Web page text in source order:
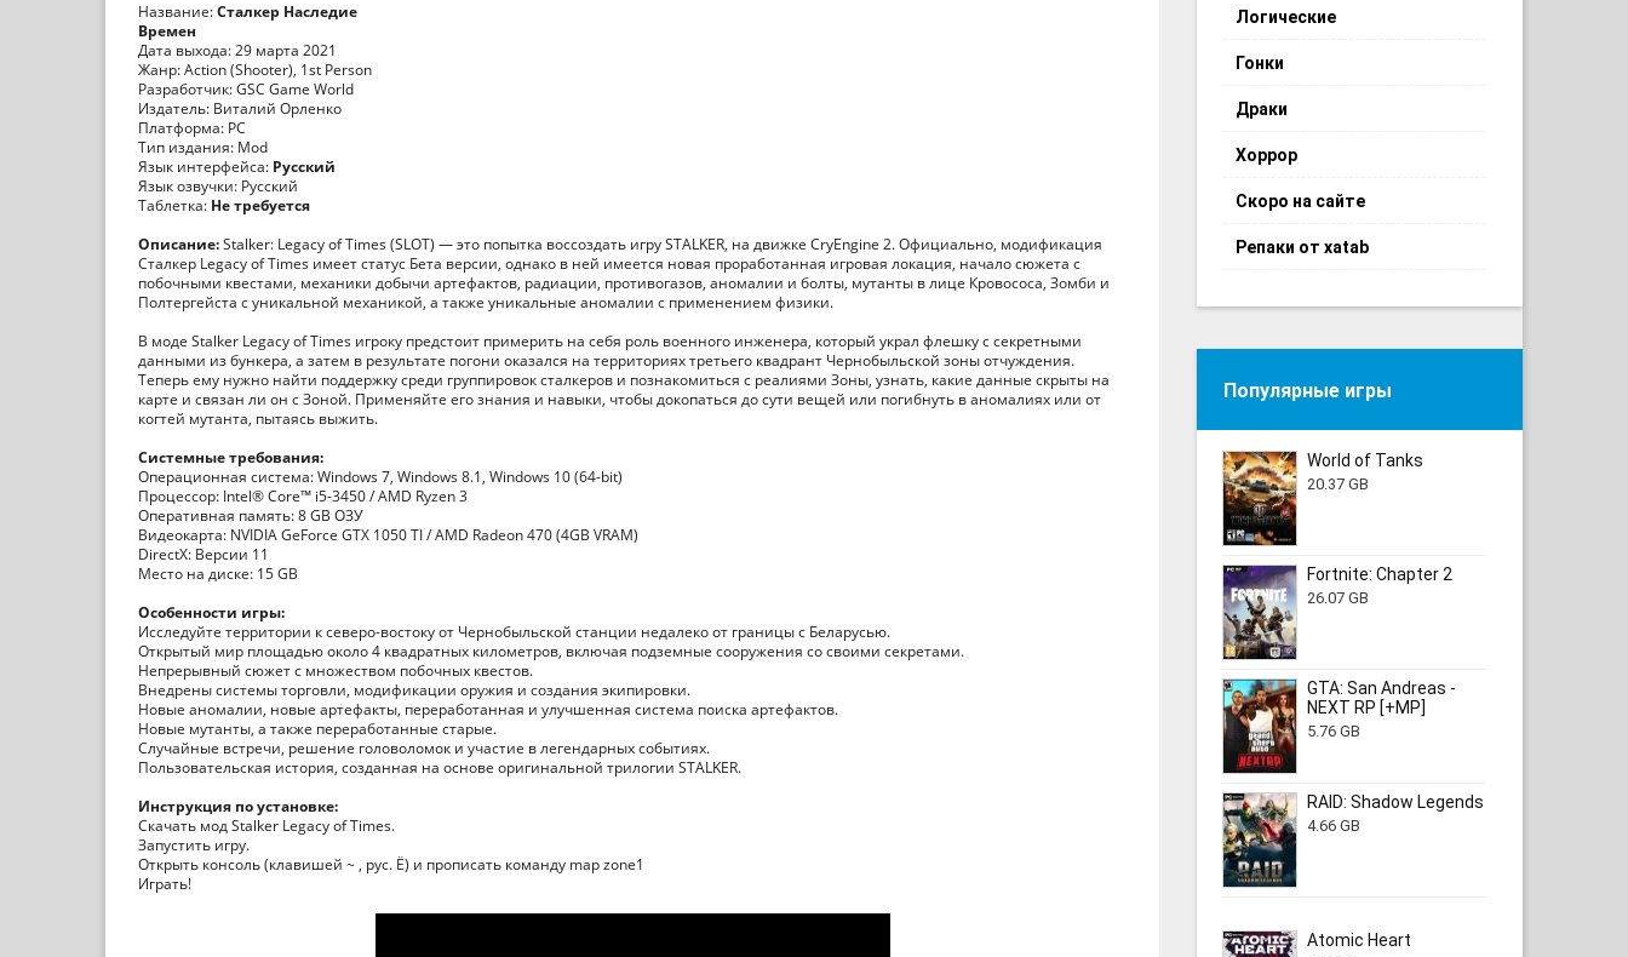
Название:Сталкер Наследие
Времен
Дата выхода: 29 марта 2021
Жанр: Action (Shooter), 1st Person
Разработчик: GSC Game World
Издатель: Виталий Орленко
Платформа: PC
Тип издания: Mod
Язык интерфейса: Русский
Язык озвучки: Русский
Таблетка: Не требуется
Описание:Stalker: Legacy of Times (SLOT) — это попытка воссоздать игру STALKER, на движке CryEngine 2. Официально, модификация
Сталкер Legacy of Times имеет статус Бета версии, однако в ней имеется новая проработанная игровая локация, начало сюжета с
побочными квестами, механики добычи артефактов, радиации, противогазов, аномалии и болты, мутанты в лице Кровососа, Зомби и
Полтергейста с уникальной механикой, а также уникальные аномалии с применением физики.
В моде Stalker Legacy of Times игроку предстоит примерить на себя роль военного инженера, который украл флешку с секретными
данными из бункера, а затем в результате погони оказался на территориях третьего квадрант Чернобыльской зоны отчуждения.
Теперь ему нужно найти поддержку среди группировок сталкеров и познакомиться с реалиями Зоны, узнать, какие данные скрыты на
карте и связан ли он с Зоной. Применяйте его знания и навыки, чтобы докопаться до сути вещей или погибнуть в аномалиях или от
когтей мутанта, пытаясь выжить.
Системные требования:
Операционная система: Windows 7, Windows 8.1, Windows 10 (64-bit)
Процессор: Intel® Core™ i5-3450 / AMD Ryzen 3
Оперативная память: 8 GB ОЗУ
Видеокарта: NVIDIA GeForce GTX 1050 TI / AMD Radeon 470 (4GB VRAM)
DirectX: Версии 11
Место на диске: 15 GB
Особенности игры:
Исследуйте территории к северо-востоку от Чернобыльской станции недалеко от границы с Беларусью.
Открытый мир площадью около 4 квадратных километров, включая подземные сооружения со своими секретами.
Непрерывный сюжет с множеством побочных квестов.
Внедрены системы торговли, модификации оружия и создания экипировки.
Новые аномалии, новые артефакты, переработанная и улучшенная система поиска артефактов.
Новые мутанты, а также переработанные старые.
Случайные встречи, решение головоломок и участие в легендарных событиях.
Пользовательская история, созданная на основе оригинальной трилогии STALKER.
Инструкция по установке:
Скачать мод Stalker Legacy of Times.
Запустить игру.
Открыть консоль (клавишей ~ , рус. Ё) и прописать команду map zone1
Играть!
Логические
Гонки
Драки
Хоррор
Скоро на сайте
Репаки от xatab
Популярные игры
World of Tanks
20.37 GB
Fortnite: Chapter 2
26.07 GB
GTA: San Andreas -
NEXT RP [+MP]
5.76 GB
RAID: Shadow Legends
4.66 GB
Atomic Heart